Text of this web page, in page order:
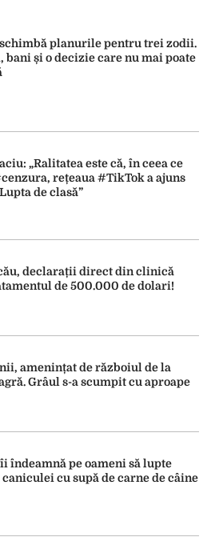
planurile pentru trei zodii.
bani și o decizie care nu mai poate
„Ralitatea este că, în ceea ce
rețeaua #TikTok a ajuns
de clasă”
declarații direct din clinică
de 500.000 de dolari!
amenințat de războiul de la
Grâul s-a scumpit cu aproape
îndeamnă pe oameni să lupte
cu supă de carne de câine